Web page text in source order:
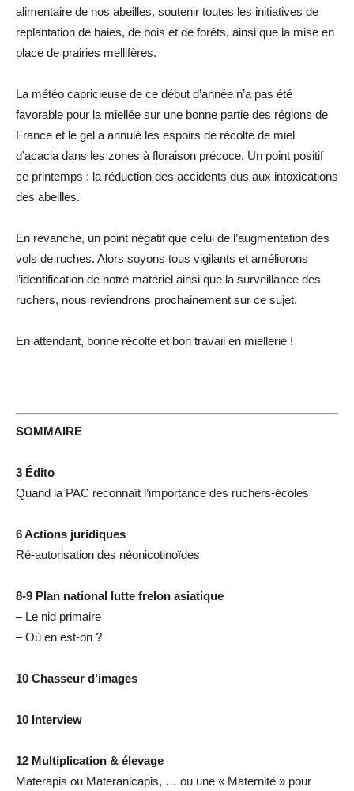
alimentaire de nos abeilles, soutenir toutes les initiatives de
replantation de haies, de bois et de forêts, ainsi que la mise en
place de prairies mellifères.
La météo capricieuse de ce début d’année n’a pas été
favorable pour la miellée sur une bonne partie des régions de
France et le gel a annulé les espoirs de récolte de miel
d’acacia dans les zones à floraison précoce. Un point positif
ce printemps : la réduction des accidents dus aux intoxications
des abeilles.
En revanche, un point négatif que celui de l’augmentation des
vols de ruches. Alors soyons tous vigilants et améliorons
l’identification de notre matériel ainsi que la surveillance des
ruchers, nous reviendrons prochainement sur ce sujet.
En attendant, bonne récolte et bon travail en miellerie !
SOMMAIRE
3 Édito
Quand la PAC reconnaît l’importance des ruchers-écoles
6 Actions juridiques
Ré-autorisation des néonicotinoïdes
8-9 Plan national lutte frelon asiatique
– Le nid primaire
– Où en est-on ?
10 Chasseur d’images
10 Interview
12 Multiplication & élevage
Materapis ou Materanicapis, … ou une « Maternité » pour